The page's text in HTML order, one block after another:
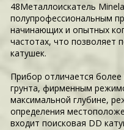
48Металлоискатель
полупрофессиональным
начинающих и опытных
частотах, что позволяет
катушек.
Прибор отличается
грунта, фирменным
максимальной глубине,
определения
входит поисковая DD